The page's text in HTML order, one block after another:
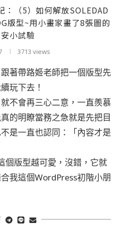
：（5）如何解放SOLEDAD
版型~用小畫家畫了8張圖的
小試驗
3713 views
著帶路姬老師把一個版型先
玩下去！
不會再三心二意，一直羨慕
的明瞭當務之急就是先把目
是一直也認同：「內容才是
個版型越可愛，沒錯，它就
我這個WordPress初階小朋